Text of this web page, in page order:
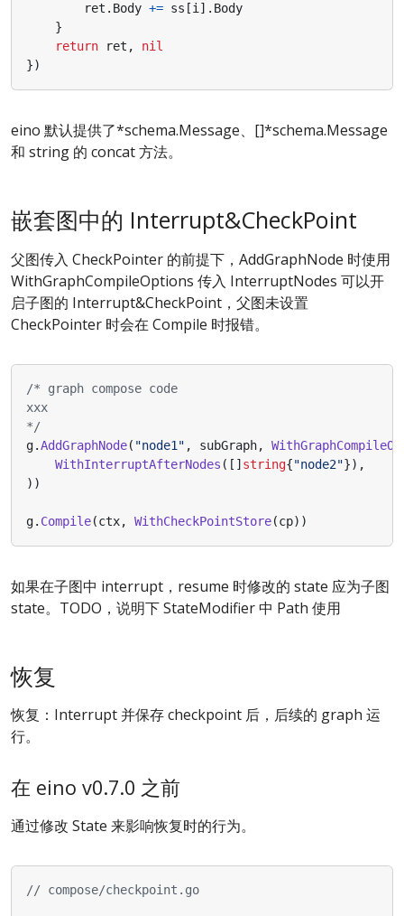
ret . Body += ss [i]. Body
}
return
ret ,
nil
})
eino 默认提供了*schema.Message、[]*schema.Message
和 string 的 concat 方法。
嵌套图中的 Interrupt&CheckPoint
父图传入 CheckPointer 的前提下，AddGraphNode 时使用
WithGraphCompileOptions 传入 InterruptNodes 可以开
启子图的 Interrupt&CheckPoint，父图未设置
CheckPointer 时会在 Compile 时报错。
*/
g.AddGraphNode( "node1" , subGraph,
WithInterruptAfterNodes ([] string{"node2"}),
))
g. Compile(ctx, WithCheckPointStore(cp))
如果在子图中 interrupt，resume 时修改的 state 应为子图
state。TODO，说明下 StateModifier 中 Path 使用
恢复
恢复：Interrupt 并保存 checkpoint 后，后续的 graph 运
行。
在 eino v0.7.0 之前
通过修改 State 来影响恢复时的行为。
// compose/checkpoint.go